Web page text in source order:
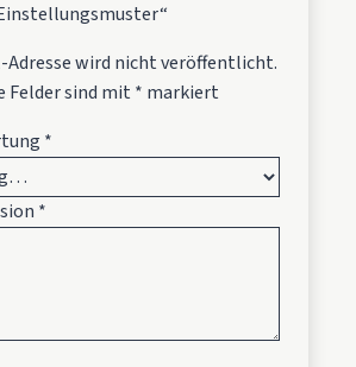
Adresse wird nicht veröffentlicht.
Felder sind mit * markiert
*
*